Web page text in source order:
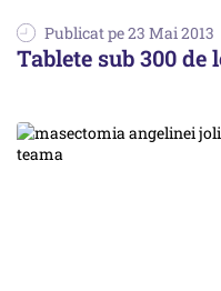
Publicat pe 23 Mai 2013
Tablete sub 300 de